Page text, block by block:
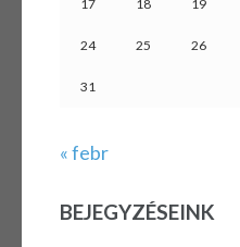
17 18 19
24 25 26
31
« febr
BEJEGYZÉSEINK